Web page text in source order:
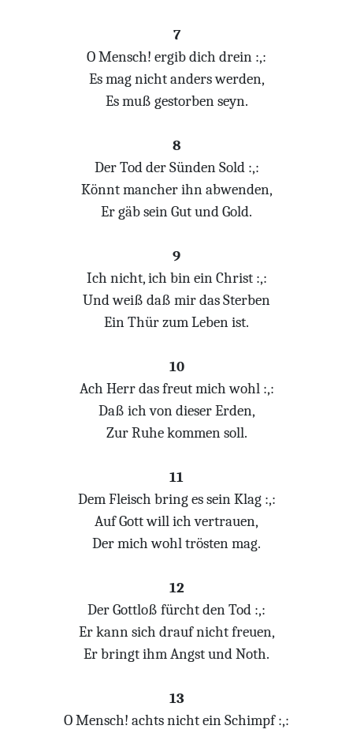
7
O Mensch! ergib dich drein :,:
Es mag nicht anders werden,
Es muß gestorben seyn.
8
Der Tod der Sünden Sold :,:
Könnt mancher ihn abwenden,
Er gäb sein Gut und Gold.
9
Ich nicht, ich bin ein Christ :,:
Und weiß daß mir das Sterben
Ein Thür zum Leben ist.
10
Ach Herr das freut mich wohl :,:
Daß ich von dieser Erden,
Zur Ruhe kommen soll.
11
Dem Fleisch bring es sein Klag :,:
Auf Gott will ich vertrauen,
Der mich wohl trösten mag.
12
Der Gottloß fürcht den Tod :,:
Er kann sich drauf nicht freuen,
Er bringt ihm Angst und Noth.
13
O Mensch! achts nicht ein Schimpf :,: